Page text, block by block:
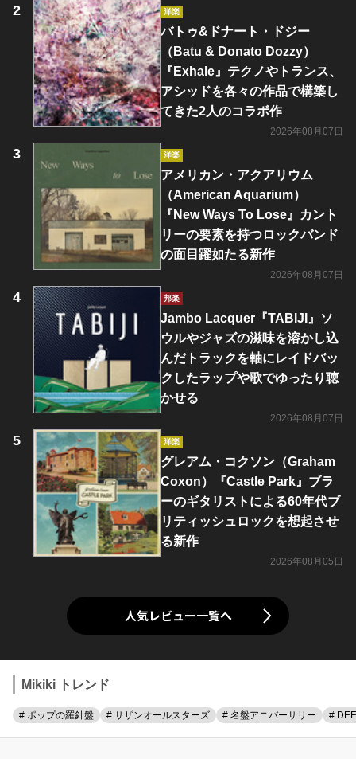
洋楽
バトゥ&ドナート・ドジー
（Batu & Donato Dozzy）
『Exhale』テクノやトランス、
アシッドを各々の作品で構築し
てきた2人のコラボ作
2026年08月07日
洋楽
アメリカン・アクアリウム
（American Aquarium）
『New Ways To Lose』カント
リーの要素を持つロックバンド
の面目躍如たる新作
2026年08月07日
邦楽
Jambo Lacquer『TABIJI』ソ
ウルやジャズの滋味を溶かし込
んだトラックを軸にレイドバッ
クしたラップや歌でゆったり聴
かせる
2026年08月07日
洋楽
グレアム・コクソン（Graham
Coxon）『Castle Park』ブラ
ーのギタリストによる60年代ブ
リティッシュロックを想起させ
る新作
2026年08月05日
人気レビュー一覧へ
Mikiki トレンド
# ポップの羅針盤 # サザンオールスターズ # 名盤アニバーサリー #